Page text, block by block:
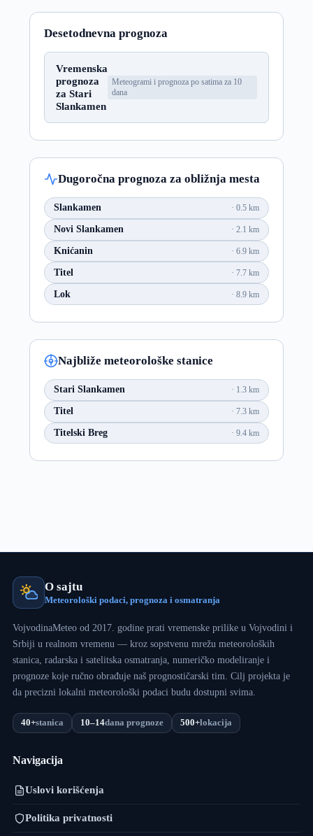
Desetodnevna prognoza
Vremenska
prognoza
za Stari
Slankamen
Meteogrami i prognoza po satima za 10
dana
Dugoročna prognoza za obližnja mesta
Slankamen 0.5 km
Novi Slankamen 2.1 km
Knićanin 6.9 km
Titel 7.7 km
Lok 8.9 km
Najbliže meteorološke stanice
Stari Slankamen 1.3 km
Titel 7.3 km
Titelski Breg 9.4 km
O sajtu
Meteorološki podaci, prognoza i osmatranja
VojvodinaMeteo od 2017. godine prati vremenske prilike u Vojvodini i
Srbiji u realnom vremenu — kroz sopstvenu mrežu meteoroloških
stanica, radarska i satelitska osmatranja, numeričko modeliranje i
prognoze koje ručno obrađuje naš prognostičarski tim. Cilj projekta je
da precizni lokalni meteorološki podaci budu dostupni svima.
40+stanica 10–14dana prognoze 500+lokacija
Navigacija
Uslovi korišćenja
Politika privatnosti